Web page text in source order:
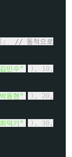
// 동적으로
민수"
), 10,
동현"
), 20,
덕기"
), 30,